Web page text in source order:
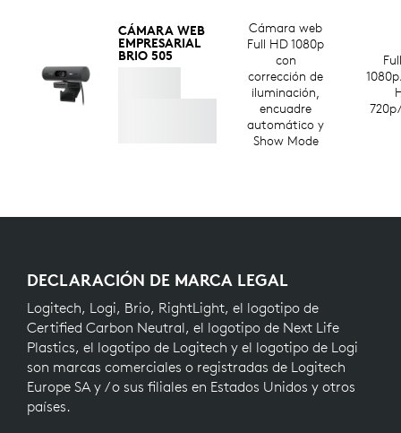
CÁMARA WEB
EMPRESARIAL
BRIO 505
Cámara web
Full HD 1080p
con
corrección de
iluminación,
encuadre
automático y
Show Mode
DECLARACIÓN DE MARCA LEGAL
Logitech, Logi, Brio, RightLight, el logotipo de
Certified Carbon Neutral, el logotipo de Next Life
Plastics, el logotipo de Logitech y el logotipo de Logi
son marcas comerciales o registradas de Logitech
Europe SA y / o sus filiales en Estados Unidos y otros
países.